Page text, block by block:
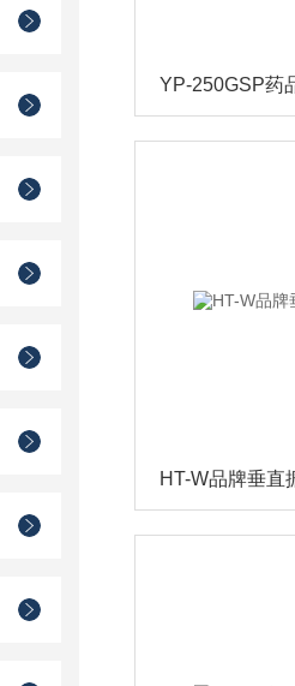
YP-250GSP药
HT-W品牌垂直